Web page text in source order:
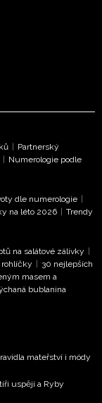
exkluzivní
se
toto pole.
Partnerský
Numerologie podle
dle numerologie
na léto 2026
Trendy
na salátové zálivky
rohlíčky
30 nejlepších
masem a
bublanina
mateřství i módy
uspějí a Ryby